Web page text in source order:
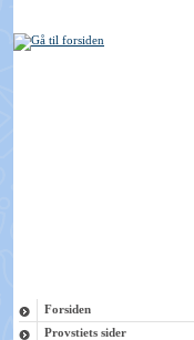
Forsiden
Provstiets sider